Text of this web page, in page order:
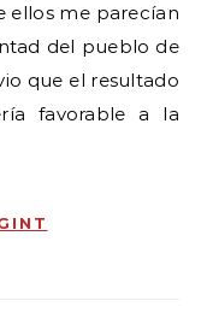
ellos me parecían
del pueblo de
que el resultado
favorable a la